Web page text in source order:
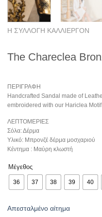
Η ΣΥΛΛΟΓΗ ΚΑΛΛΙΕΡΓΟΝ
The Chareclea
ΠΕΡΙΓΡΑΦΗ
Handcrafted Sandal made of
embroidered with our Hariclea Motif
ΛΕΠΤΟΜΕΡΙΕΣ
Σόλα: Δέρμα
Υλικό: Μπρονζέ δέρμα μοσχαριού
Κέντημα : Μαύρη κλωστή
Μέγεθος
36 37 38 39 40
Απεσταλμένο αίτημα